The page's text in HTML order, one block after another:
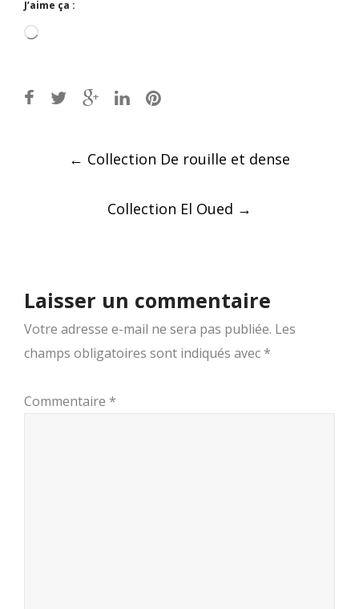
J’aime ça :
Chargement…
← Collection De rouille et dense
Collection El Oued →
Laisser un commentaire
Votre adresse e-mail ne sera pas publiée. Les
champs obligatoires sont indiqués avec *
Commentaire *